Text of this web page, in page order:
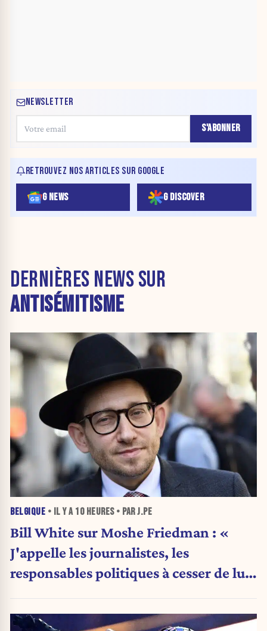
NEWSLETTER
S'ABONNER
RETROUVEZ NOS ARTICLES SUR GOOGLE
G NEWS G DISCOVER
DERNIÈRES NEWS SUR
ANTISÉMITISME
BELGIQUE • IL Y A 10 HEURES• PAR J.PE
Bill White sur Moshe Friedman : «
J'appelle les journalistes, les
responsables politiques à cesser de lui